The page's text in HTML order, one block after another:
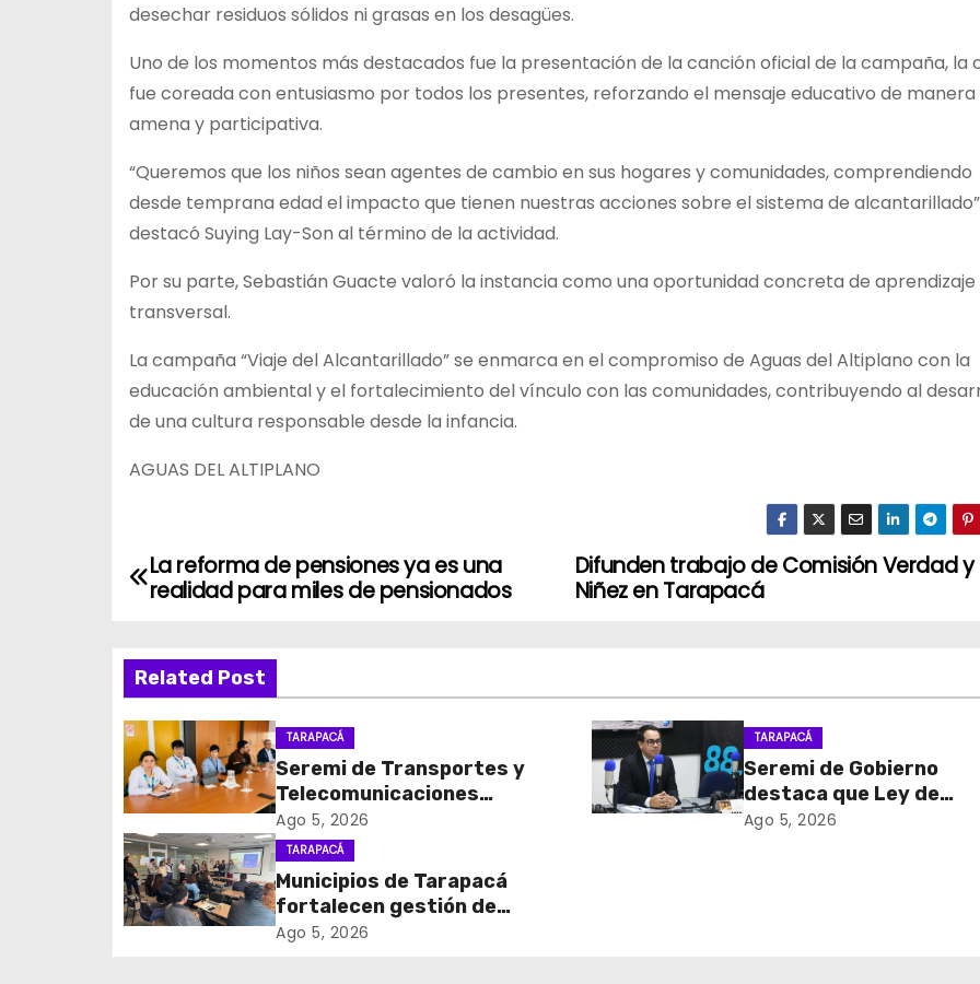
desechar residuos sólidos ni grasas en los desagües.
Uno de los momentos más destacados fue la presentación de la canción oficial de la campaña, la
fue coreada con entusiasmo por todos los presentes, reforzando el mensaje educativo de manera
amena y participativa.
“Queremos que los niños sean agentes de cambio en sus hogares y comunidades, comprendiendo
desde temprana edad el impacto que tienen nuestras acciones sobre el sistema de
destacó Suying Lay-Son al término de la actividad.
Por su parte, Sebastián Guacte valoró la instancia como una oportunidad concreta de aprendizaje
transversal.
La campaña “Viaje del Alcantarillado” se enmarca en el compromiso de Aguas del Altiplano con la
educación ambiental y el fortalecimiento del vínculo con las comunidades, contribuyendo al
de una cultura responsable desde la infancia.
AGUAS DEL ALTIPLANO
N
v
e
g
a
c
i
Difunden trabajo de Comisión Verdad y
Niñez en Tarapacá
La reforma de pensiones ya es una
realidad para miles de pensionados
Related Post
TARAPACÁ
Seremi de Transportes y
Telecomunicaciones
encabezó primera mesa de
coordinación para el retiro
de cables en desuso en
Iquique
Ago 5, 2026
TARAPACÁ
Seremi de Gobierno
destaca que Ley de
Reconstrucción Nacional
Ago 5, 2026
TARAPACÁ
Municipios de Tarapacá
fortalecen gestión de
subsidios de agua potable
Ago 5, 2026